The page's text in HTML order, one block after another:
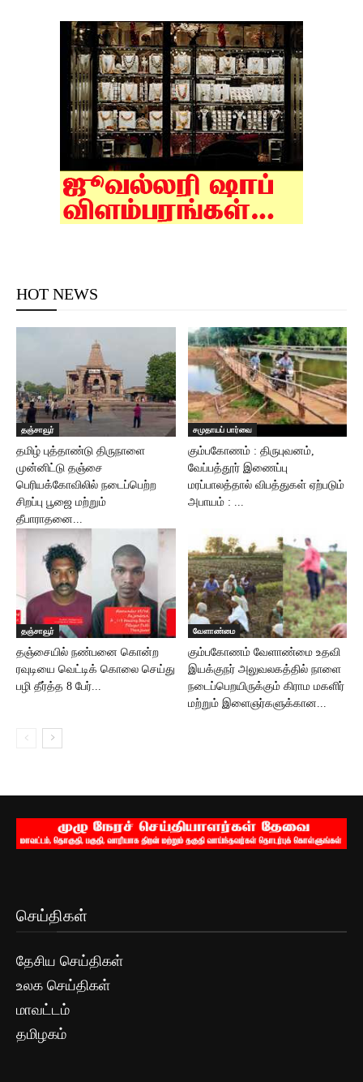
HOT NEWS
தஞ்சாவூர்
தமிழ் புத்தாண்டு திருநாளை
முன்னிட்டு தஞ்சை
பெரியக்கோவிலில் நடைப்பெற்ற
சிறப்பு பூஜை மற்றும்
தீபாராதனை...
சமுதாயப் பார்வை
கும்பகோணம் : திருபுவனம்,
வேப்பத்தூர் இணைப்பு
மரப்பாலத்தால் விபத்துகள் ஏற்படும்
அபாயம் : ...
தஞ்சாவூர்
தஞ்சையில் நண்பனை கொன்ற
ரவுடியை வெட்டிக் கொலை செய்து
பழி தீர்த்த 8 பேர்...
வேளாண்மை
கும்பகோணம் வேளாண்மை உதவி
இயக்குநர் அலுவலகத்தில் நாளை
நடைப்பெறயிருக்கும் கிராம மகளிர்
மற்றும் இளைஞர்களுக்கான...
செய்திகள்
தேசிய செய்திகள்
உலக செய்திகள்
மாவட்டம்
தமிழகம்